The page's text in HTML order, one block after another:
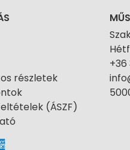
részletek
(ÁSZF)